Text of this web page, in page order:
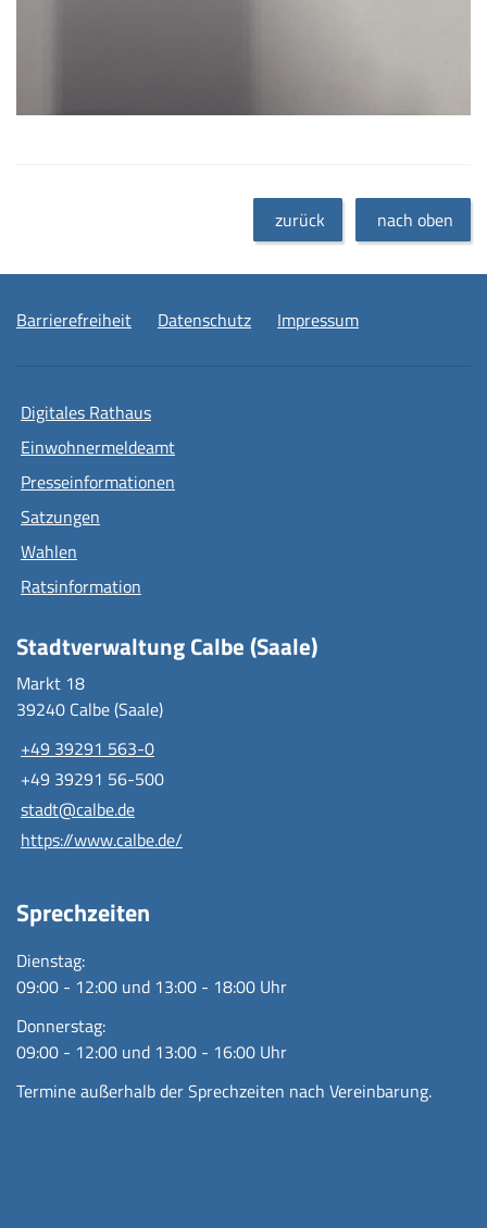
zurück nach oben
Barrierefreiheit Datenschutz Impressum
Digitales Rathaus
Einwohnermeldeamt
Presseinformationen
Satzungen
Wahlen
Ratsinformation
Stadtverwaltung Calbe (Saale)
Markt 18
39240 Calbe (Saale)
+49 39291 563-0
+49 39291 56-500
stadt@calbe.de
https://www.calbe.de/
Sprechzeiten
Dienstag:
09:00 - 12:00 und 13:00 - 18:00 Uhr
Donnerstag:
09:00 - 12:00 und 13:00 - 16:00 Uhr
Termine außerhalb der Sprechzeiten nach Vereinbarung.